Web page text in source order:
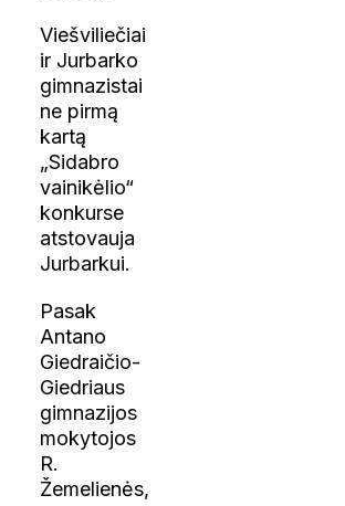
Viešviliečiai
ir Jurbarko
gimnazistai
ne pirmą
kartą
„Sidabro
vainikėlio“
konkurse
atstovauja
Jurbarkui.
Pasak
Antano
Giedraičio-
Giedriaus
gimnazijos
mokytojos
R.
Žemelienės,